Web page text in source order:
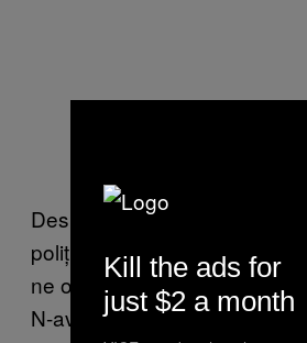
Desigur, mi-am făcut griji că
poliția, dar nu s-a întâmplat
ne opreau, știam că eu n-o
N-aveam nimic la mine.
Kill the ads for
just $2 a month